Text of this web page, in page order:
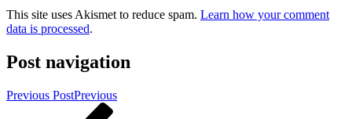
This site uses Akismet to reduce spam. Learn how your comment
data is processed.
Post navigation
Previous PostPrevious